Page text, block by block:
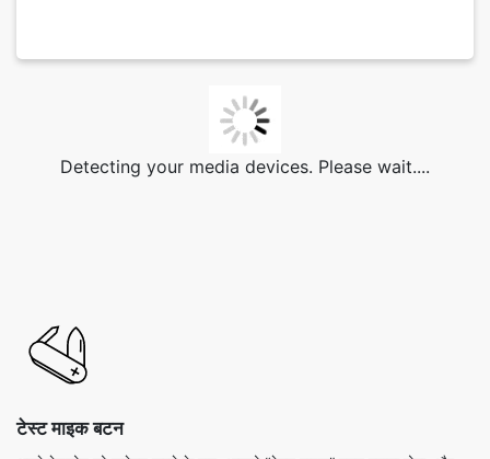
Detecting your media devices. Please wait....
टेस्ट माइक बटन